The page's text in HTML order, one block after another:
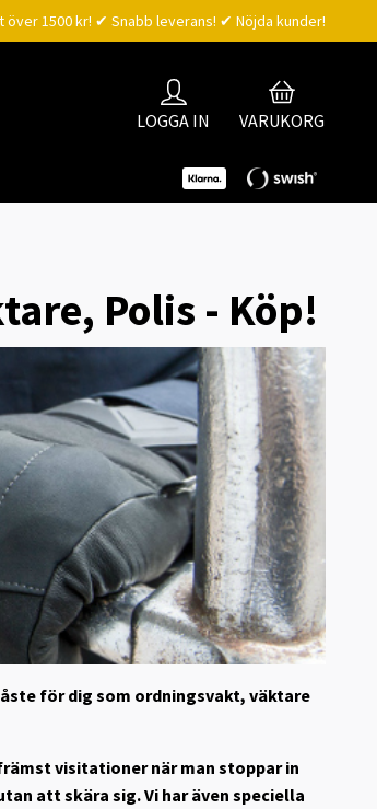
över 1500 kr! ✔ Snabb leverans! ✔ Nöjda kunder!
LOGGA IN VARUKORG
Polis - Köp!
för dig som ordningsvakt, väktare
visitationer när man stoppar in
att skära sig. Vi har även speciella